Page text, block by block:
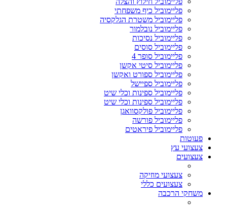
פליימוביל כיף משפחתי
פליימוביל משטרת הגלקסיה
פליימוביל נובלמור
פליימוביל נסיכות
פליימוביל סוסים
פליימוביל סופר 4
פליימוביל סיטי אקשן
פליימוביל ספורט ואקשן
פליימוביל ספיישל
פליימוביל ספינות וכלי שיט
פליימוביל ספינות וכלי שיט
פליימוביל פולקסוואגן
פליימוביל פורשה
פליימוביל פיראטים
פעוטות
צעצועי עץ
צעצועים
צעצועי מוזיקה
צעצועים כללי
משחקי הרכבה